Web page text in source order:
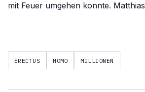
mit Feuer umgehen konnte.
ERECTUS HOMO MILLIONEN